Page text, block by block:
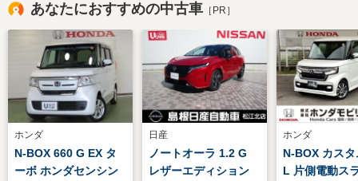
あなたにおすすめの中古車 ［PR］
ホンダ
N-BOX 660 G EX タ
ーボ ホンダセンシン
日産
ノートオーラ 1.2 G
レザーエディション
ホンダ
N-BOX カス
L 片側電動ス